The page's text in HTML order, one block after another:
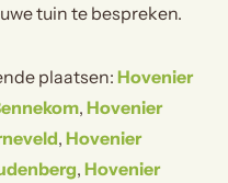
tuin te bespreken.
plaatsen: Hovenier
, Hovenier
, Hovenier
, Hovenier